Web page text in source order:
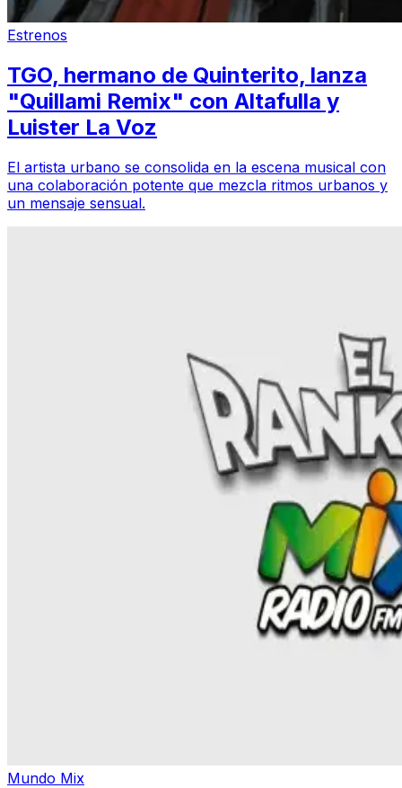
Estrenos
TGO, hermano de Quinterito, lanza
"Quillami Remix" con Altafulla y
Luister La Voz
El artista urbano se consolida en la escena musical con
una colaboración potente que mezcla ritmos urbanos y
un mensaje sensual.
Mundo Mix